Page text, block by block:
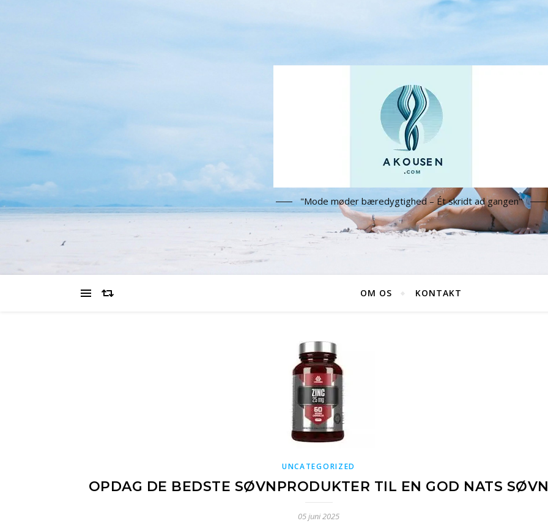
"Mode møder bæredygtighed – Ét skridt ad gangen"
OM OS KONTAKT
UNCATEGORIZED
OPDAG DE BEDSTE SØVNPRODUKTER TIL EN GOD NATS SØVN
05 juni 2025